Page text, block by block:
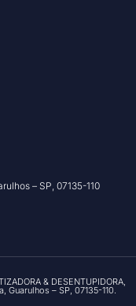
– SP, 07135-110
& DESENTUPIDORA,
Guarulhos – SP, 07135-110.